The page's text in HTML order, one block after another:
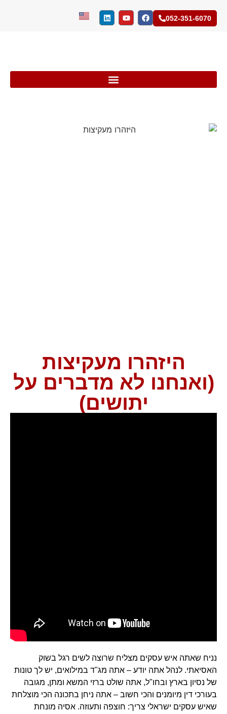
052-351-6070
היזהרו מעקיצות
(ואנחנו לא מדברים על
יתושים)
נניח שאתה איש עסקים מצליח שרוצה לשים רגל בשוק
האסיאתי. לנהל אתה יודע – אתה מג"ד במילואים, יש לך טונות
של נסיון בארץ ובחו"ל, אתה שולט ברזי המשא ומתן, מגובה
בעורכי דין מיומנים והכי חשוב – אתה ניחן בתכונה הכי מוצלחת
שאיש עסקים ישראלי צריך: חוצפה ותעוזה. אסיה מונחת